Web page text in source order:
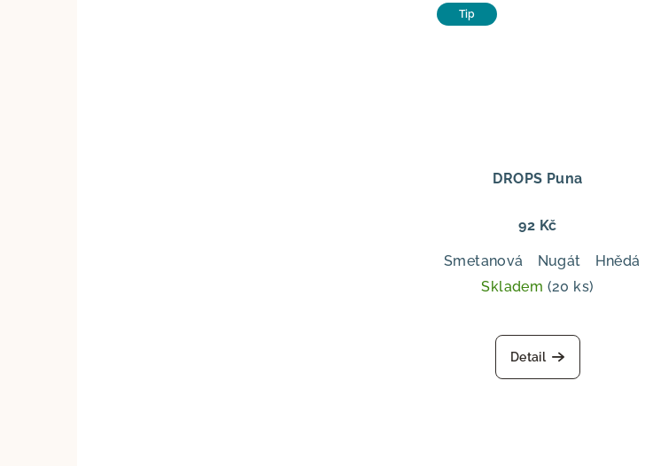
Tip
DROPS Puna
92 Kč
Smetanová Nugát Hnědá
Skladem (20 ks)
hodnocení
produktu
je
Detail